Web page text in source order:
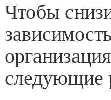
Чтобы
следующие